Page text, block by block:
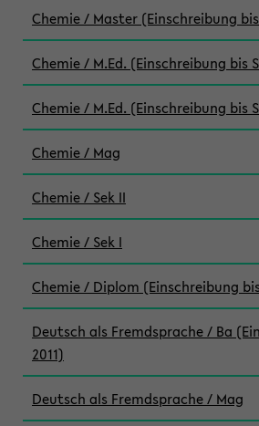
Chemie / Master (Einschreibung bis
Chemie / M.Ed. (Einschreibung bis
Chemie / M.Ed. (Einschreibung bis
Chemie / Mag
Chemie / Sek II
Chemie / Sek I
Chemie / Diplom (Einschreibung
Deutsch als Fremdsprache / Ba
2011)
Deutsch als Fremdsprache / Mag